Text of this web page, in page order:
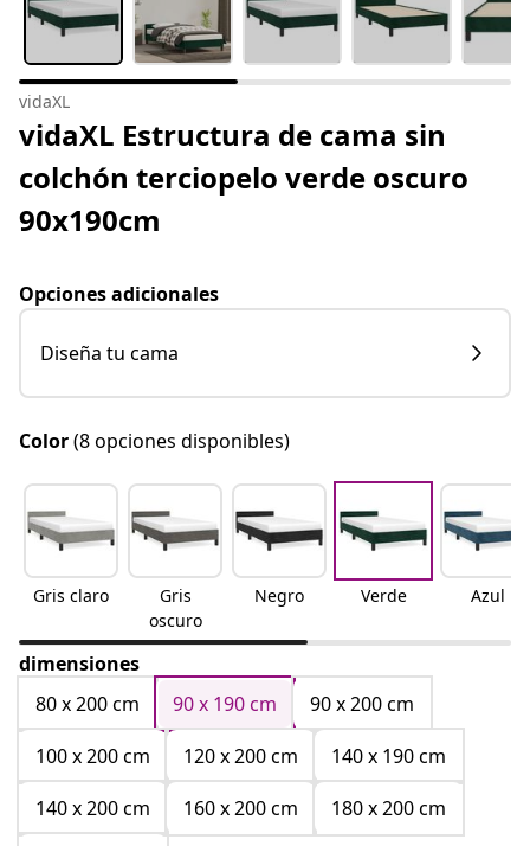
vidaXL
vidaXL Estructura de cama sin
colchón terciopelo verde oscuro
90x190cm
Opciones adicionales
Diseña tu cama
Color(8 opciones disponibles)
Gris claro
Gris
oscuro
Negro Verde Azul
dimensiones
80 x 200 cm
90 x 190 cm
90 x 200 cm
100 x 200 cm
120 x 200 cm
140 x 190 cm
140 x 200 cm
160 x 200 cm
180 x 200 cm